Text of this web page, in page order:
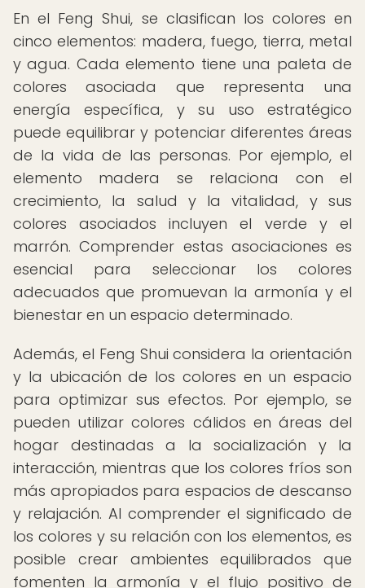
En el Feng Shui, se clasifican los colores en
cinco elementos: madera, fuego, tierra, metal
y agua. Cada elemento tiene una paleta de
colores asociada que representa una
energía específica, y su uso estratégico
puede equilibrar y potenciar diferentes áreas
de la vida de las personas. Por ejemplo, el
elemento madera se relaciona con el
crecimiento, la salud y la vitalidad, y sus
colores asociados incluyen el verde y el
marrón. Comprender estas asociaciones es
esencial para seleccionar los colores
adecuados que promuevan la armonía y el
bienestar en un espacio determinado.
Además, el Feng Shui considera la orientación
y la ubicación de los colores en un espacio
para optimizar sus efectos. Por ejemplo, se
pueden utilizar colores cálidos en áreas del
hogar destinadas a la socialización y la
interacción, mientras que los colores fríos son
más apropiados para espacios de descanso
y relajación. Al comprender el significado de
los colores y su relación con los elementos, es
posible crear ambientes equilibrados que
fomenten la armonía y el flujo positivo de